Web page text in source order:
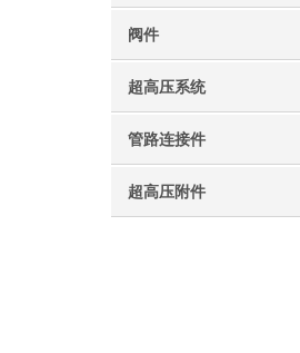
阀件
超高压系统
管路连接件
超高压附件